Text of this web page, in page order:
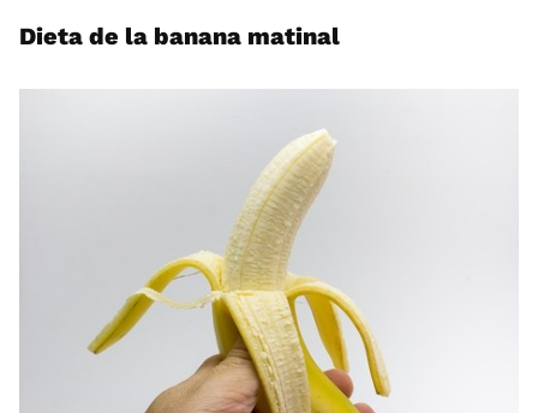
Dieta de la banana matinal